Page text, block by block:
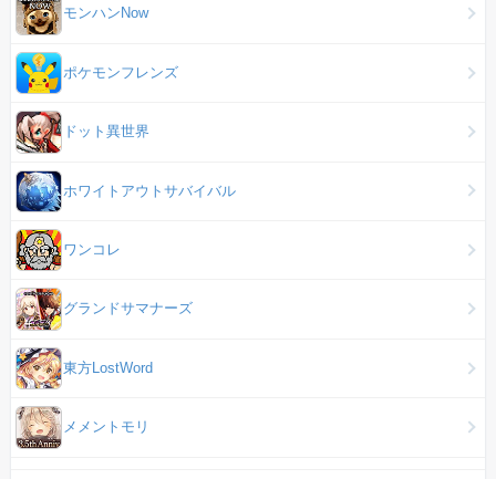
モンハンNow
ポケモンフレンズ
ドット異世界
ホワイトアウトサバイバル
ワンコレ
グランドサマナーズ
東方LostWord
メメントモリ